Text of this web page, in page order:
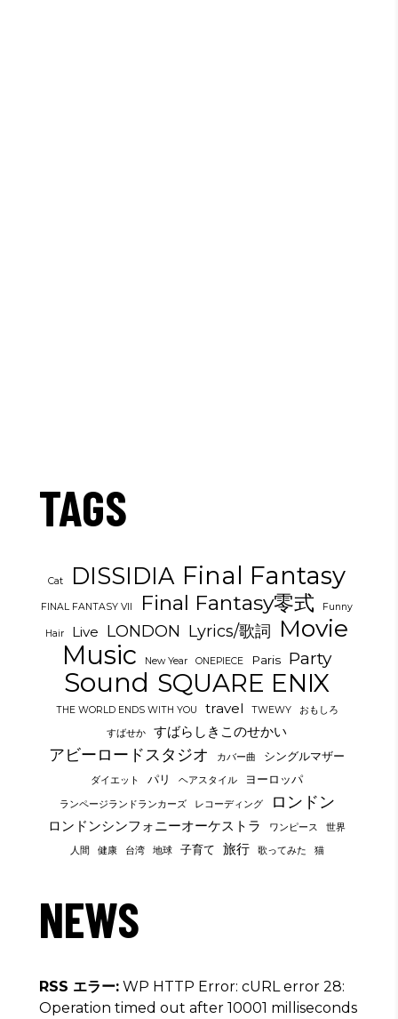
TAGS
Cat DISSIDIA Final Fantasy
FINAL FANTASY VII Final Fantasy零式 Funny
Hair Live LONDON Lyrics/歌詞 Movie
Music New Year ONEPIECE Paris Party
Sound SQUARE ENIX
THE WORLD ENDS WITH YOU travel TWEWY
おもしろ
すばせか
すばらしきこのせかい
アビーロードスタジオ カバー曲 シングルマザー
ダイエット パリ ヘアスタイル ヨーロッパ
ランページランドランカーズ レコーディング ロンドン
ロンドンシンフォニーオーケストラ ワンピース
世界
人間
健康 台湾 地球 子育て 旅行 歌ってみた 猫
NEWS
RSS エラー: WP HTTP Error: cURL error 28:
Operation timed out after 10001 milliseconds